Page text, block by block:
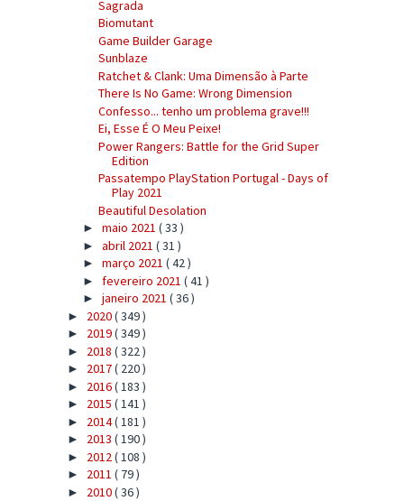
Sagrada
Biomutant
Game Builder Garage
Sunblaze
Ratchet & Clank: Uma Dimensão à Parte
There Is No Game: Wrong Dimension
Confesso... tenho um problema grave!!!
Ei, Esse É O Meu Peixe!
Power Rangers: Battle for the Grid Super
Edition
Passatempo PlayStation Portugal - Days of
Play 2021
Beautiful Desolation
► maio 2021 ( 33 )
► abril 2021 ( 31 )
► março 2021 ( 42 )
► fevereiro 2021 ( 41 )
► janeiro 2021 ( 36 )
► 2020( 349 )
► 2019( 349 )
► 2018 ( 322 )
► 2017( 220 )
► 2016( 183 )
► 2015 ( 141 )
► 2014( 181 )
► 2013 ( 190 )
► 2012( 108 )
► 2011 ( 79 )
► 2010( 36 )